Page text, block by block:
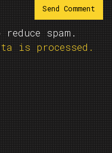
spam.
is processed.